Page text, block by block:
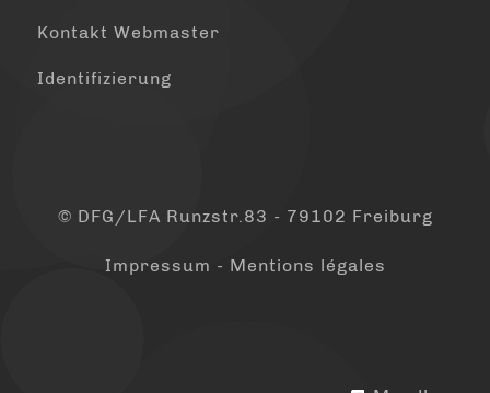
Kontakt Webmaster
Identifizierung
© DFG/LFA Runzstr.83 - 79102 Freiburg
Impressum - Mentions légales